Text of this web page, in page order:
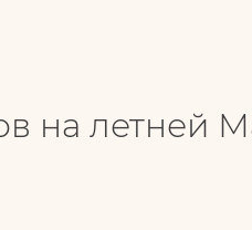
на летней